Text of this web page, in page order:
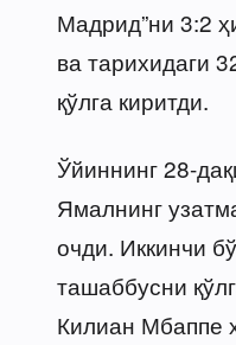
Мадрид”ни 3:2
ва тарихидаги
қўлга киритди.
Ўйиннинг 28-
Ямалнинг
очди. Иккинчи
ташаббусни
Килиан Мбаппе